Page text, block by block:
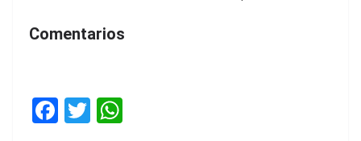
Comentarios
F T